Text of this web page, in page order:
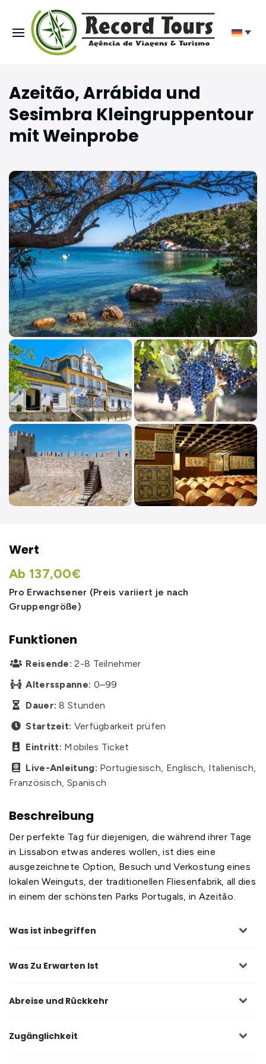
Azeitão, Arrábida und
Sesimbra Kleingruppentour
mit Weinprobe
Wert
Ab 137,00€
Pro Erwachsener (Preis variiert je nach
Gruppengröße)
Funktionen
 Reisende:2-8 Teilnehmer
 Altersspanne: 0–99
 Dauer:8 Stunden
 Startzeit: Verfügbarkeit prüfen
 Eintritt: Mobiles Ticket
 Live-Anleitung: Portugiesisch, Englisch, Italienisch,
Französisch, Spanisch
Beschreibung
Der perfekte Tag für diejenigen, die während ihrer Tage
in Lissabon etwas anderes wollen, ist dies eine
ausgezeichnete Option, Besuch und Verkostung eines
lokalen Weinguts, der traditionellen Fliesenfabrik, all dies
in einem der schönsten Parks Portugals, in Azeitão.
Was ist inbegriffen
Was Zu Erwarten Ist
Abreise und Rückkehr
Zugänglichkeit